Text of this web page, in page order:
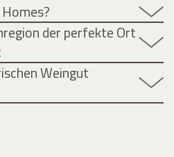
der perfekte Ort
Weingut